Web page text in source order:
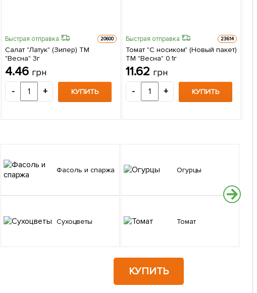
Быстрая отправка 20600
Салат "Латук" (Зипер) ТМ
"Весна" 3г
4.46 грн
- + КУПИТЬ
Быстрая отправка 23614
Томат "С носиком" (Новый пакет)
ТМ "Весна" 0.1г
11.62 грн
- + КУПИТЬ
Фасоль и спаржа
Сухоцветы
Огурцы
Томат
КУПИТЬ